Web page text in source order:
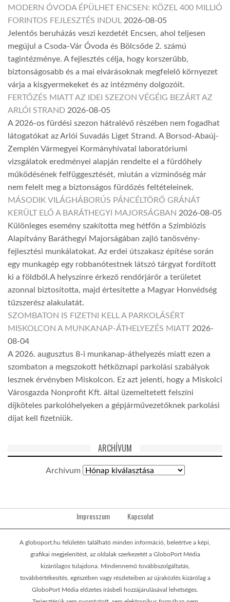
MODERN ÓVODA ÉPÜLHET ENCSEN: KÖZEL 400 MILLIÓ
FORINTOS FEJLESZTÉS INDUL 2026-08-05
Jelentős beruházás veszi kezdetét Encsen, ahol teljesen
megújul a Csoda-Vár Óvoda és Bölcsőde 2. számú
tagintézménye. A fejlesztés célja, hogy korszerűbb,
biztonságosabb és a mai elvárásoknak megfelelő környezet
várja a kisgyermekeket és az intézmény dolgozóit.
FERTŐZÉS MIATT AZ IDEI SZEZON VÉGÉIG BEZÁRT AZ
ARLÓI STRAND 2026-08-05
A 2026-os fürdési szezon hátralévő részében nem fogadhat
látogatókat az Arlói Suvadás Liget Strand. A Borsod-Abaúj-
Zemplén Vármegyei Kormányhivatal laboratóriumi
vizsgálatok eredményei alapján rendelte el a fürdőhely
működésének felfüggesztését, miután a vízminőség már
nem felelt meg a biztonságos fürdőzés feltételeinek.
MÁSODIK VILÁGHÁBORÚS PÁNCÉLTÖRŐ GRÁNÁT
KERÜLT ELŐ A BARÁTHEGYI MAJORSÁGBAN 2026-08-05
Különleges esemény szakította meg hétfőn a Szimbiózis
Alapítvány Baráthegyi Majorságában zajló tanösvény-
fejlesztési munkálatokat. Az erdei útszakasz építése során
egy munkagép egy robbanótestnek látszó tárgyat fordított
ki a földből.A helyszínre érkező rendőrjárőr a területet
azonnal biztosította, majd értesítette a Magyar Honvédség
tűzszerész alakulatát.
SZOMBATON IS FIZETNI KELL A PARKOLÁSÉRT
MISKOLCON A MUNKANAP-ÁTHELYEZÉS MIATT 2026-
08-04
A 2026. augusztus 8-i munkanap-áthelyezés miatt ezen a
szombaton a megszokott hétköznapi parkolási szabályok
lesznek érvényben Miskolcon. Ez azt jelenti, hogy a Miskolci
Városgazda Nonprofit Kft. által üzemeltetett felszíni
díjköteles parkolóhelyeken a gépjárművezetőknek parkolási
díjat kell fizetniük.
ARCHÍVUM
Archívum
Impresszum Kapcsolat
A globoport.hu felületén található minden információ, beleértve a képi,
grafikai megjelenítést, az oldalak szerkezetét a GloboPort Média
kizárólagos tulajdona. Mindennemű továbbszolgáltatás,
továbbértékesítés, egészében vagy részleteiben az újraközlés kizárólag a
GloboPort Média előzetes írásbeli hozzájárulásával lehetséges.